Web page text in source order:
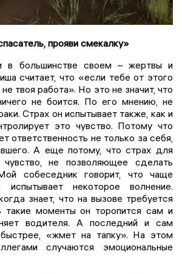
прояви смекалку»
в большинстве своем – жертвы и
считает, что «если тебе от этого
твоя работа». Но это не значит, что
не боится. По его мнению, не
Страх он испытывает также, как и
это чувство. Потому что
ответственность не только за себя,
А еще потому, что страх для
не позволяющее сделать
собеседник говорит, что чаще
некоторое волнение.
знает, что на вызове требуется
моменты он торопится сам и
водителя. А последний и сам
быстрее, «жмет на тапку». На этом
случаются эмоциональные